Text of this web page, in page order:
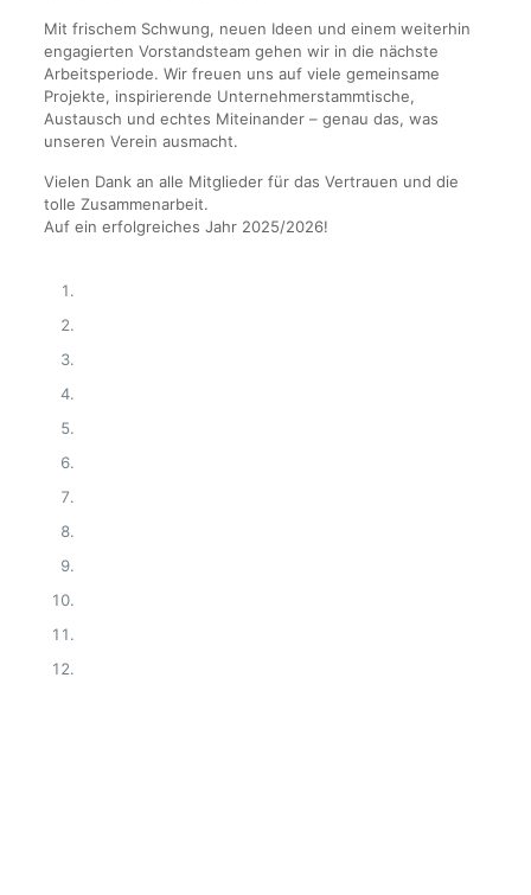
Mit frischem Schwung, neuen Ideen und einem weiterhin
engagierten Vorstandsteam gehen wir in die nächste
Arbeitsperiode. Wir freuen uns auf viele gemeinsame
Projekte, inspirierende Unternehmerstammtische,
Austausch und echtes Miteinander – genau das, was
unseren Verein ausmacht.
Vielen Dank an alle Mitglieder für das Vertrauen und die
tolle Zusammenarbeit.
Auf ein erfolgreiches Jahr 2025/2026!